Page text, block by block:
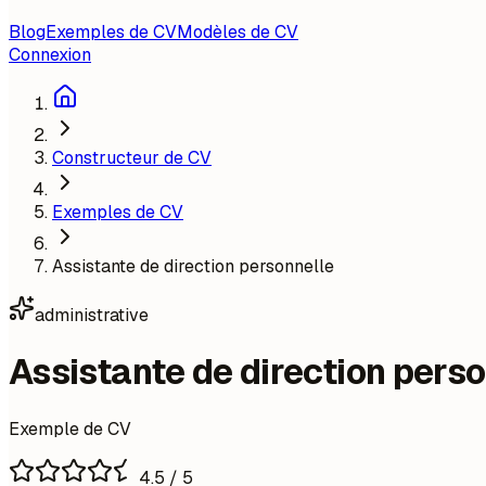
BlogExemples de CVModèles de CV
Connexion
Constructeur de CV
Exemples de CV
Assistante de direction personnelle
administrative
Assistante de direction
Exemple de CV
4.5 / 5